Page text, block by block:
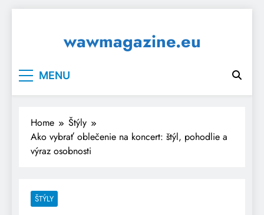
wawmagazine.eu
MENU
Home
Štýly
Ako vybrať oblečenie na koncert: štýl, pohodlie a
výraz osobnosti
ŠTÝLY